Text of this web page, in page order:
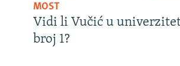
MOST
Vidi li Vučić u
broj 1?